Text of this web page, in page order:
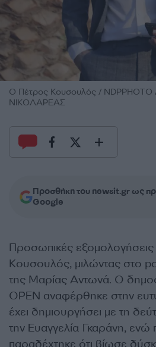
O Πέτρος Κουσουλός /
ΝΙΚΟΛΑΡΕΑΣ
Προσθήκη του newsit.gr ως
Google
Προσωπικές
Κουσουλός, μιλώντας στο
της Μαρίας Αντωνά. Ο
OPEN αναφέρθηκε στην
έχει δημιουργήσει με τη
την Ευαγγελία Γκαράνη,
παραδέχτηκε ότι βίωσε